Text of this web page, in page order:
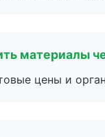
материалы
цены и